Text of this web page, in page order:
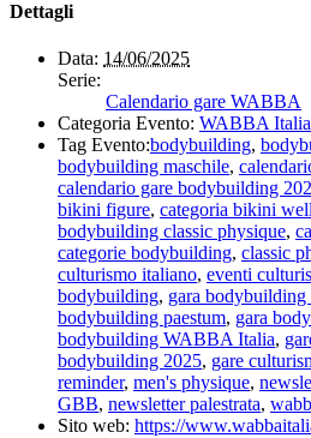
Dettagli
Data: 14/06/2025
Serie:
Calendario gare WABBA
Categoria Evento: WABBA Italia
Tag Evento:bodybuilding,
bodybuilding maschile,
calendario gare bodybuilding
bikini figure, categoria bikini
bodybuilding classic physique,
categorie bodybuilding, classic
culturismo italiano, eventi
bodybuilding, gara bodybuilding
bodybuilding paestum, gara
bodybuilding WABBA Italia,
bodybuilding 2025, gare
reminder, men's physique,
GBB, newsletter palestrata,
Sito web: https://